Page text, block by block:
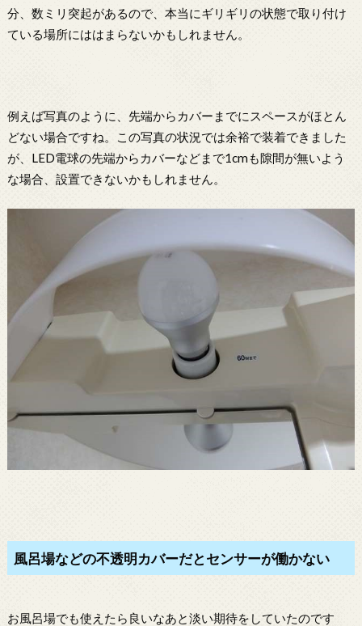
分、数ミリ突起があるので、本当にギリギリの状態で取り付け
ている場所にははまらないかもしれません。
例えば写真のように、先端からカバーまでにスペースがほとん
どない場合ですね。この写真の状況では余裕で装着できました
が、LED電球の先端からカバーなどまで1cmも隙間が無いよう
な場合、設置できないかもしれません。
風呂場などの不透明カバーだとセンサーが働かない
お風呂場でも使えたら良いなあと淡い期待をしていたのです